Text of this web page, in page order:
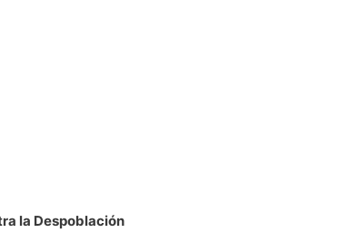
la Despoblación